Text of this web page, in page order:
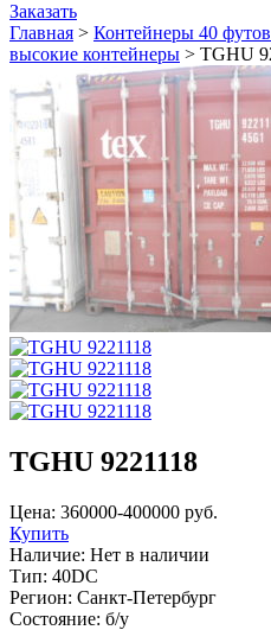
Заказать
Главная > Контейнеры 40
высокие контейнеры > TGHU
TGHU 9221118
Цена: 360000-400000 руб.
Купить
Наличие: Нет в наличии
Тип: 40DC
Регион: Санкт-Петербург
Состояние: б/у